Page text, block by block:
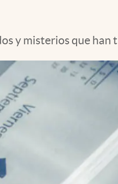
y misterios que han